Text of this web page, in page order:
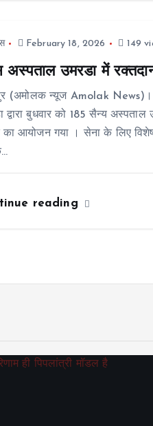
February 18, 2026 149
अस्पताल उमरडा में
(अमोलक न्यूज Amolak News)।
द्वारा बुधवार को 185 सैन्य अस्पताल
का आयोजन गया । सेना के लिए
reading